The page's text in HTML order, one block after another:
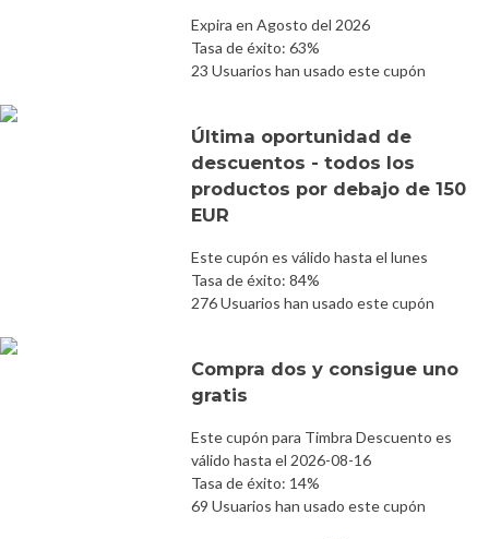
Expira en Agosto del 2026
Tasa de éxito: 63%
23 Usuarios han usado este cupón
Última oportunidad de
descuentos - todos los
productos por debajo de 150
EUR
Este cupón es válido hasta el lunes
Tasa de éxito: 84%
276 Usuarios han usado este cupón
Compra dos y consigue uno
gratis
Este cupón para Timbra Descuento es
válido hasta el 2026-08-16
Tasa de éxito: 14%
69 Usuarios han usado este cupón